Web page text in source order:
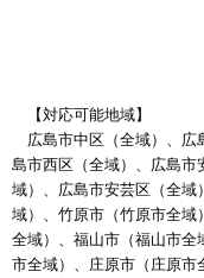
【対応可能地域】
広島市中区（全域）、広
島市西区（全域）、広島市
域）、広島市安芸区（全域
域）、竹原市（竹原市全域
全域）、福山市（福山市全
市全域）、庄原市（庄原市